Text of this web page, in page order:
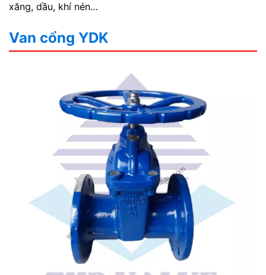
xăng, dầu, khí nén…
Van cổng YDK